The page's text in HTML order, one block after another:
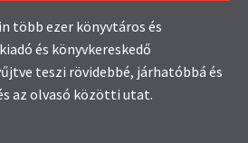
több ezer könyvtáros és
és könyvkereskedő
teszi rövidebbé, járhatóbbá és
az olvasó közötti utat.